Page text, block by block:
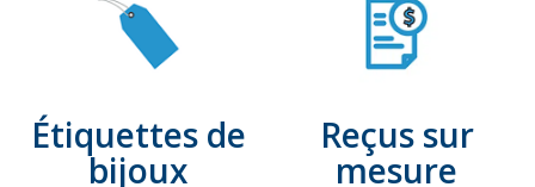
Étiquettes de
bijoux
Reçus sur
mesure